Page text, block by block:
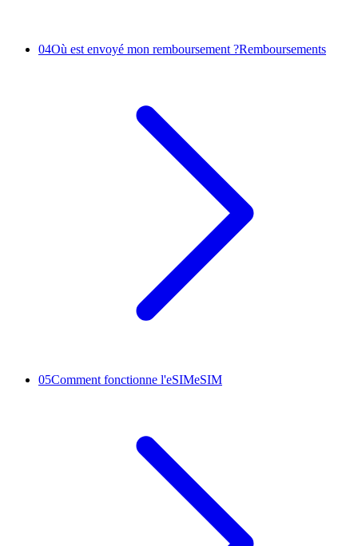
04Où est envoyé mon remboursement ?Remboursements
05Comment fonctionne l'eSIMeSIM